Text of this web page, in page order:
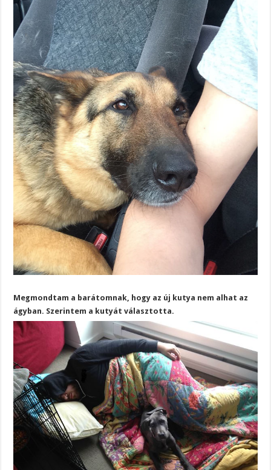
Megmondtam a barátomnak, hogy az új kutya nem alhat az
ágyban. Szerintem a kutyát választotta.